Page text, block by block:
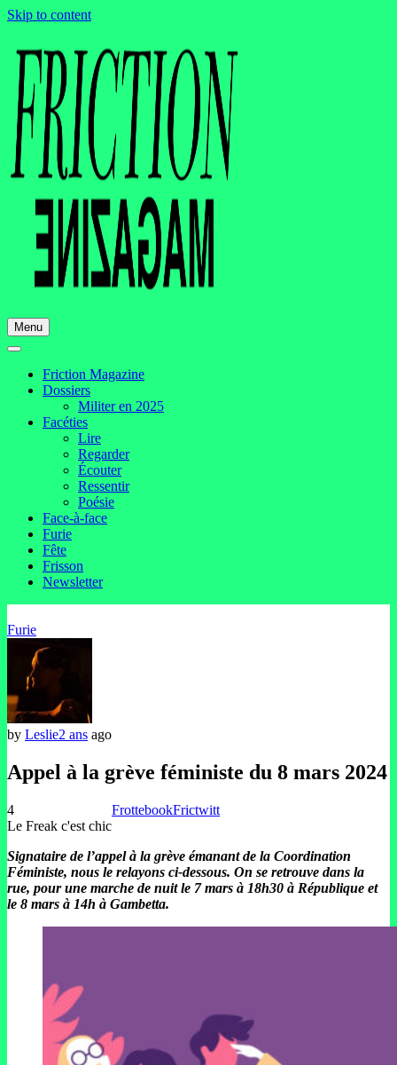
Skip to content
Menu
Friction Magazine
Dossiers
Militer en 2025
Facéties
Lire
Regarder
Écouter
Ressentir
Poésie
Face-à-face
Furie
Fête
Frisson
Newsletter
Furie
by Leslie2 ans ago
Appel à la grève féministe du 8 mars 2024
4
Le Freak c'est chic
FrottebookFrictwitt
Signataire de l’appel à la grève émanant de la Coordination
Féministe, nous le relayons ci-dessous. On se retrouve dans la
rue, pour une marche de nuit le 7 mars à 18h30 à République et
le 8 mars à 14h à Gambetta.